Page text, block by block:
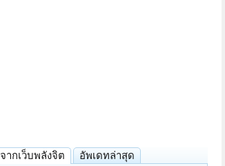
จากเว็บพลังจิต อัพเดทล่าสุด